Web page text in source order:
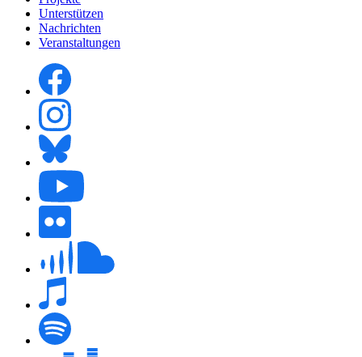
Unterstützen
Nachrichten
Veranstaltungen